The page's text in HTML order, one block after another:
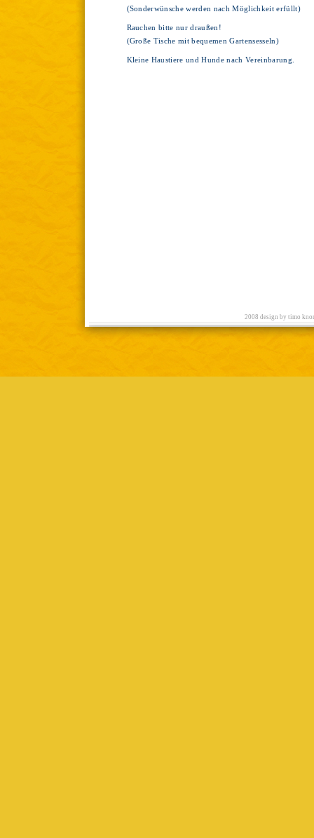
(Sonderwünsche werden nach Möglichkeit erfüllt)
Rauchen bitte nur draußen!
(Große Tische mit bequemen Gartensesseln)
Kleine Haustiere und Hunde nach Vereinbarung.
2008 design by timo